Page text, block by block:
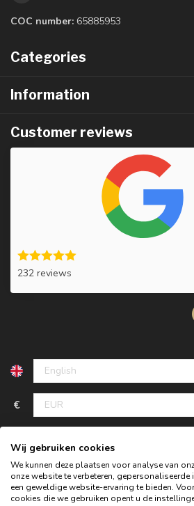
COC number: 65885953
Categories
Information
Customer reviews
232 reviews
€
Wij gebruiken cookies
We kunnen deze plaatsen voor analyse van
onze website te verbeteren,
een geweldige website-ervaring te bieden.
cookies die we gebruiken opent u de